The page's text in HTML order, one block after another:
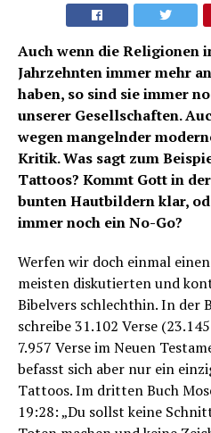
Auch wenn die Religionen
Jahrzehnten immer mehr
haben, so sind sie immer
unserer Gesellschaften.
wegen mangelnder
Kritik. Was sagt zum
Tattoos? Kommt Gott in
bunten Hautbildern klar,
immer noch ein No-Go?
Werfen wir doch einmal
meisten diskutierten und
Bibelvers schlechthin. In der
schreibe 31.102 Verse
7.957 Verse im Neuen
befasst sich aber nur ein
Tattoos. Im dritten Buch
19:28: „Du sollst keine